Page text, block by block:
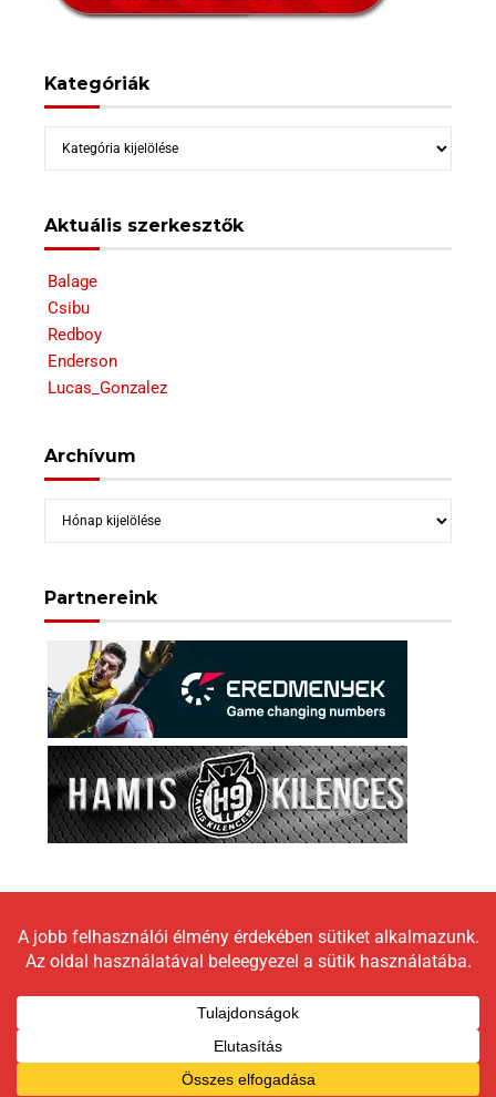
Kategóriák
Kategóriák
Aktuális szerkesztők
Balage
Csibu
Redboy
Enderson
Lucas_Gonzalez
Archívum
Archívum
Partnereink
Állásfoglalás
Adatkezelési tájékoztató